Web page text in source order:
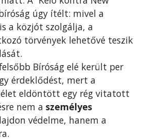
úgy ítélt: mivel a
a közjót szolgálja, a
törvények lehetővé teszik
Bíróság elé került per
érdeklődést, mert a
eldöntött egy rég vitatott
nem a személyes
védelme, hanem a